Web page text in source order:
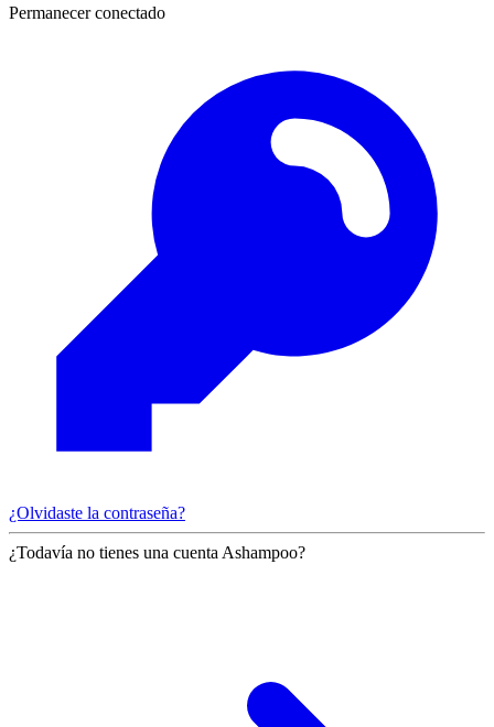
Permanecer conectado
¿Olvidaste la contraseña?
¿Todavía no tienes una cuenta Ashampoo?